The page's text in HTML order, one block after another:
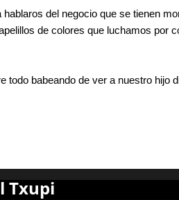
del negocio que se tienen
de colores que luchamos por
todo babeando de ver a nuestro hijo
Txupi